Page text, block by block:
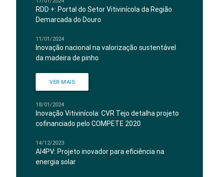
RDD +: Portal do Setor Vitivinícola da Região
Demarcada do Douro
11/01/2024
Inovação nacional na valorização sustentável
da madeira de pinho
VER MAIS
18/01/2024
Inovação Vitivinícola: CVR Tejo detalha projeto
cofinanciado pelo COMPETE 2020
14/12/2023
AI4PV: Projeto inovador para eficiência na
energia solar